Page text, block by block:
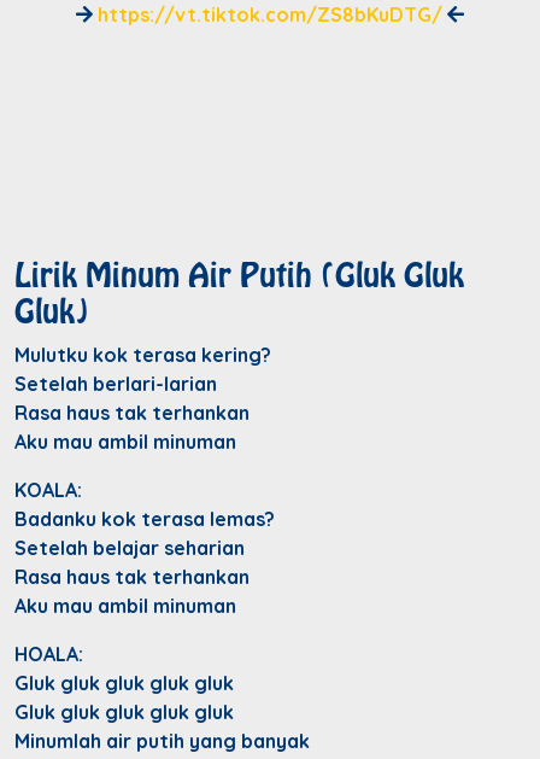
https://vt.tiktok.com/ZS8bKuDTG/
Lirik Minum Air Putih (Gluk Gluk
Gluk)
Mulutku kok terasa kering?
Setelah berlari-larian
Rasa haus tak terhankan
Aku mau ambil minuman
KOALA:
Badanku kok terasa lemas?
Setelah belajar seharian
Rasa haus tak terhankan
Aku mau ambil minuman
HOALA:
Gluk gluk gluk gluk gluk
Gluk gluk gluk gluk gluk
Minumlah air putih yang banyak